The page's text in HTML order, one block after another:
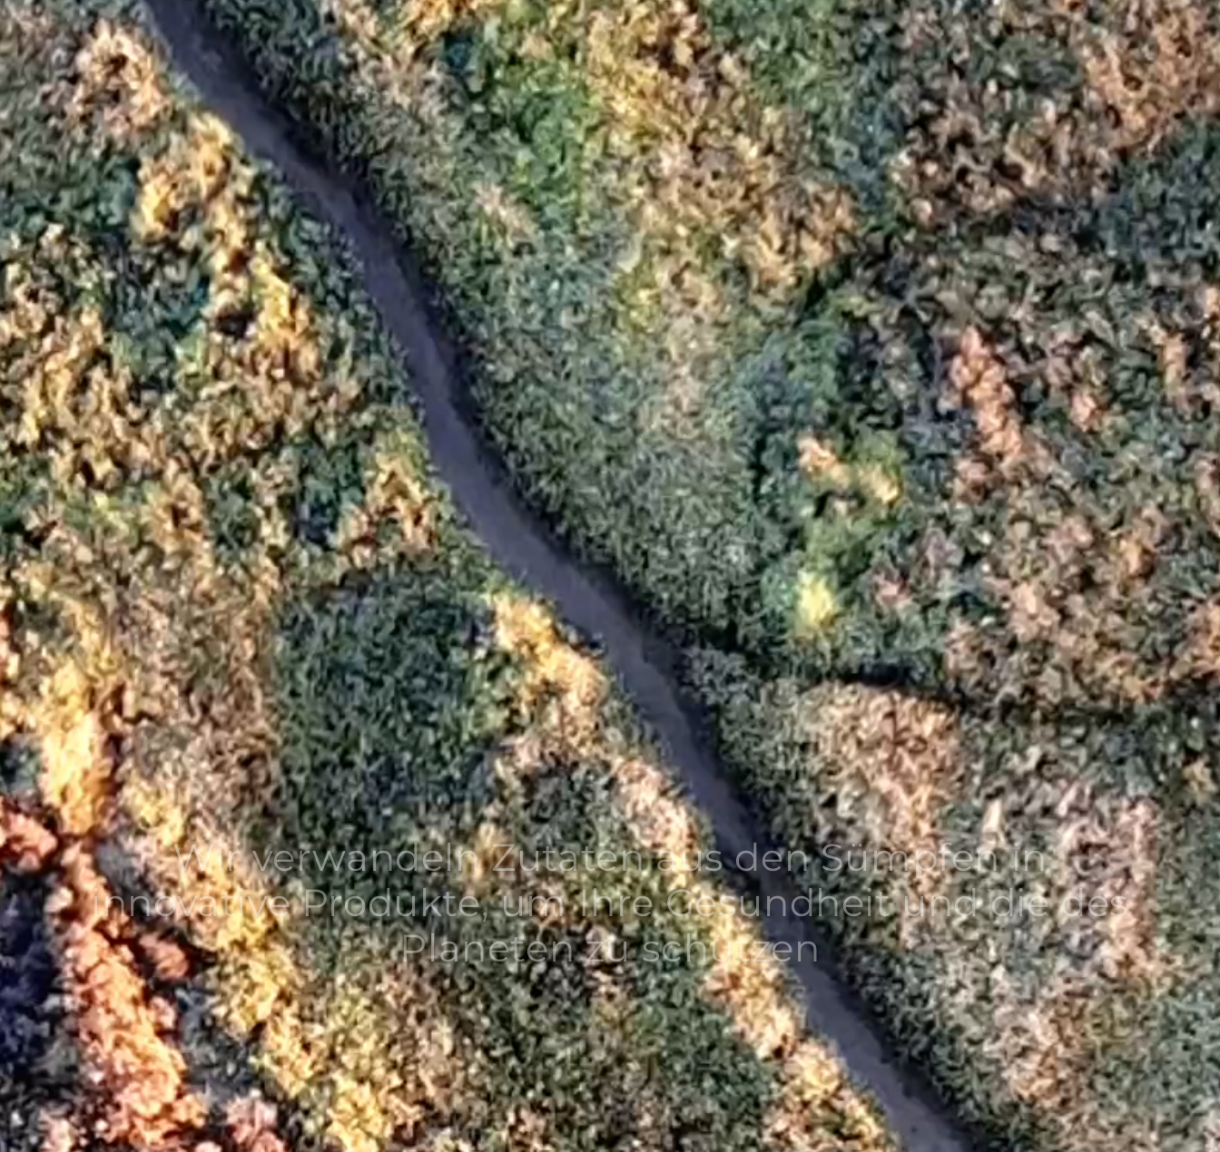
Wir verwandeln Zutaten aus den Sümpfen in
innovative Produkte, um Ihre Gesundheit und die des
Planeten zu schützen